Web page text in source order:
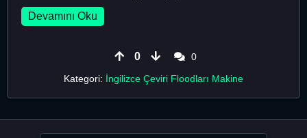
Devamını Oku
0
0
Kategori: İngilizce Çeviri Floodları Makine